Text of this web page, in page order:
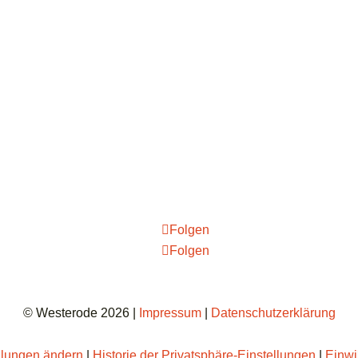
Folgen
Folgen
© Westerode 2026 | Impressum| Datenschutzerklärung
ändern Historie der Privatsphäre-Einstellungen